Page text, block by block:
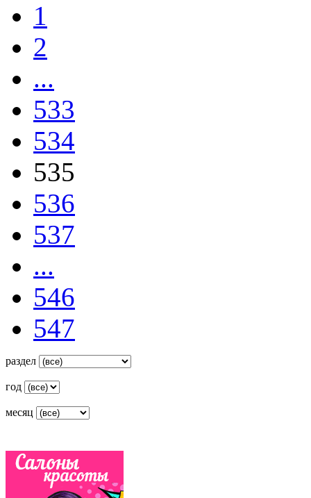
1
2
...
533
534
535
536
537
...
546
547
раздел
год
месяц